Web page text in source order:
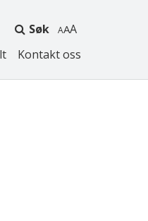
Søk A
Kontakt oss